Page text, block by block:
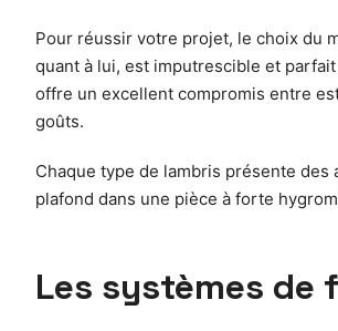
Pour réussir votre projet, le choix du
quant à lui, est imputrescible et
offre un excellent compromis entre
goûts.
Chaque type de lambris présente
plafond dans une pièce à forte
Les systèmes de